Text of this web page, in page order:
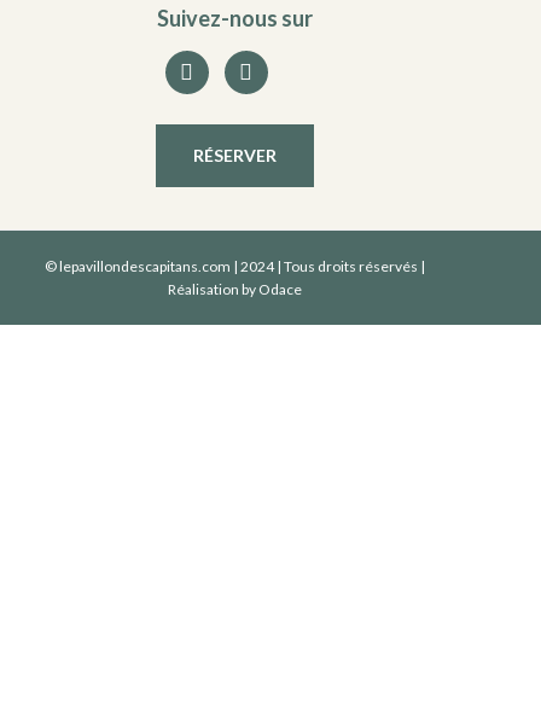
Suivez-nous sur
RÉSERVER
© lepavillondescapitans.com | 2024 | Tous droits réservés |
Réalisation by Odace